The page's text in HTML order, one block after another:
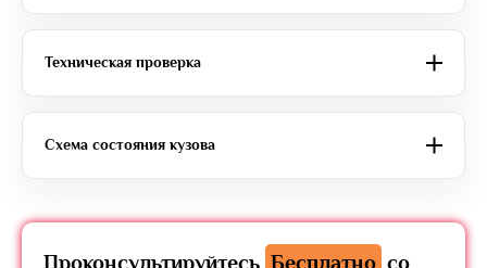
Техническая проверка
Схема состояния кузова
Проконсультируйтесь Бесплатно со